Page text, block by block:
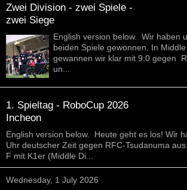
Zwei Division - zwei Spiele -
zwei Siege
English version below. Wir haben
beiden Spiele gewonnen. In
gewannen wir klar mit 9:0 gegen
un...
1. Spieltag - RoboCup 2026
Incheon
English version below. Heute geht es los! Wir
Uhr deutscher Zeit gegen RFC-Tsudanuma
F mit K1er (Middle Di...
Wednesday, 1 July 2026